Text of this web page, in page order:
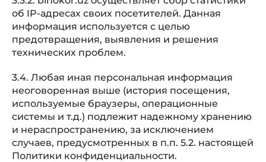
об IP-адресах своих посетителей. Данная
информация используется с целью
предотвращения, выявления и решения
технических проблем.
3.4. Любая иная персональная информация
неоговоренная выше (история посещения,
используемые браузеры, операционные
системы и т.д.) подлежит надежному хранению
и нераспространению, за исключением
случаев, предусмотренных в п.п. 5.2. настоящей
Политики конфиденциальности.